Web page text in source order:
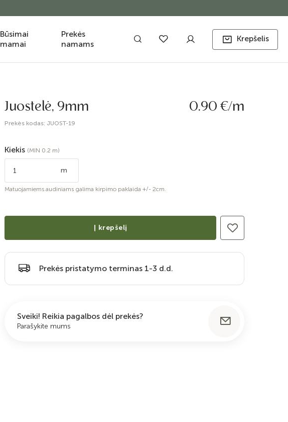
Būsimai
mamai
Prekės
namams
Krepšelis
Juostelė, 9mm
Prekės kodas: JUOST-19
0.90 €/m
Kiekis (MIN 0.2 m)
m
Matuojamiems audiniams galima kirpimo paklaida +/- 2cm.
Į krepšelį
Prekės pristatymo terminas 1-3 d.d.
Sveiki! Reikia pagalbos dėl prekės?
Parašykite mums